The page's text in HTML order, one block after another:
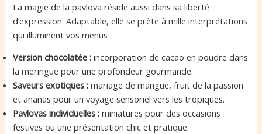
La magie de la pavlova réside aussi dans sa liberté
d’expression. Adaptable, elle se prête à mille interprétations
qui illuminent vos menus :
Version chocolatée : incorporation de cacao en poudre dans
la meringue pour une profondeur gourmande.
Saveurs exotiques : mariage de mangue, fruit de la passion
et ananas pour un voyage sensoriel vers les tropiques.
Pavlovas individuelles : miniatures pour des occasions
festives ou une présentation chic et pratique.